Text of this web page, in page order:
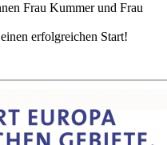
Frau Kummer und Frau
erfolgreichen Start!